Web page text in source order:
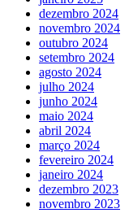
dezembro 2024
novembro 2024
outubro 2024
setembro 2024
agosto 2024
julho 2024
junho 2024
maio 2024
abril 2024
março 2024
fevereiro 2024
janeiro 2024
dezembro 2023
novembro 2023